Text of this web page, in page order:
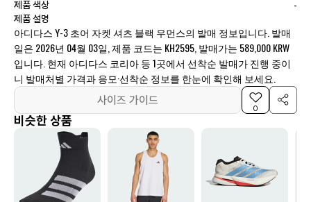
제품 색상 -
제품 설명
아디다스 Y-3 초어 자켓 셔츠 블랙 우먼스의 발매 정보입니다. 발매
일은 2026년 04월 03일, 제품 코드는 KH2595, 발매가는 589,000 KRW
입니다. 현재 아디다스 코리아 등 1곳에서 선착순 발매가 진행 중이
니 발매처별 가격과 응모·선착순 정보를 한눈에 확인해 보세요.
사이즈 가이드
0
비슷한 상품